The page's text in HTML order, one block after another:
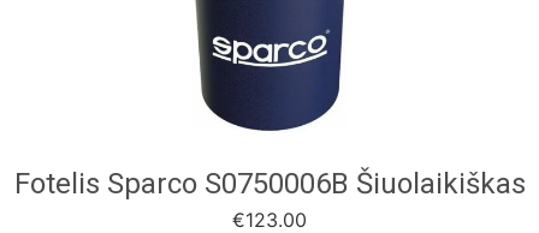
Fotelis Sparco S0750006B Šiuolaikiškas
€123.00